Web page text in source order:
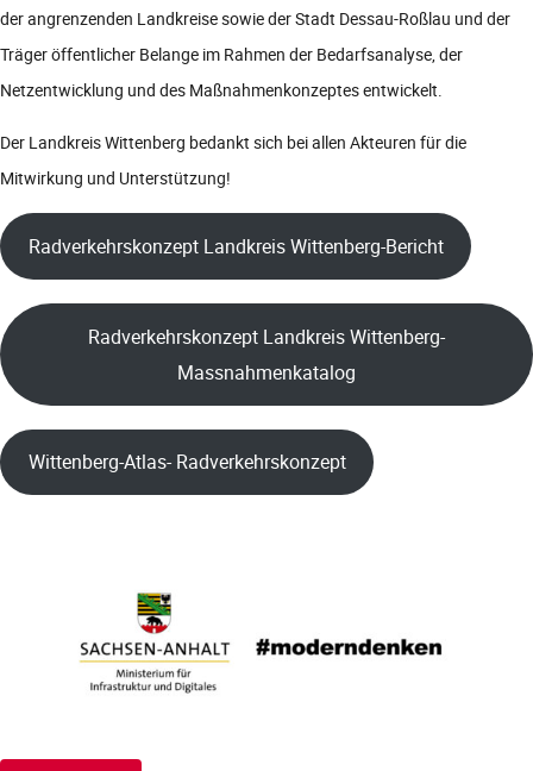
der angrenzenden Landkreise sowie der Stadt Dessau-Roßlau und der
Träger öffentlicher Belange im Rahmen der Bedarfsanalyse, der
Netzentwicklung und des Maßnahmenkonzeptes entwickelt.
Der Landkreis Wittenberg bedankt sich bei allen Akteuren für die
Mitwirkung und Unterstützung!
Radverkehrskonzept Landkreis Wittenberg-Bericht
Radverkehrskonzept Landkreis Wittenberg-
Massnahmenkatalog
Wittenberg-Atlas- Radverkehrskonzept